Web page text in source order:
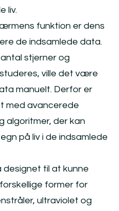
liv.
funktion er dens
de indsamlede data.
stjerner og
ville det være
manuelt. Derfor er
med avancerede
algoritmer, der kan
på liv i de indsamlede
til at kunne
former for
ultraviolet og